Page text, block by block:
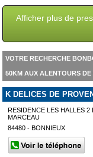
Afficher plus de
VOTRE RECHERCHE
50KM AUX ALENTOURS
K DELICES DE
RESIDENCE LES HALLES 2
MARCEAU
84480 - BONNIEUX